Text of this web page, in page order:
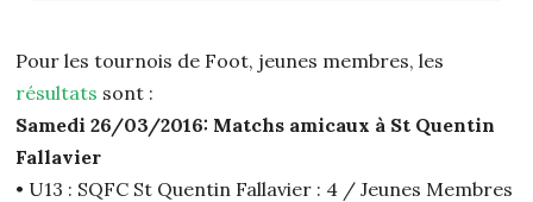
Pour les tournois de Foot, jeunes membres, les
résultats sont :
Samedi 26/03/2016: Matchs amicaux à St Quentin
Fallavier
• U13 : SQFC St Quentin Fallavier : 4 / Jeunes Membres